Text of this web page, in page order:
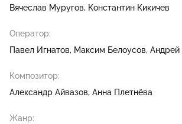
Вячеслав Муругов
Константин Кикичев
Оператор:
Павел Игнатов
Максим Белоусов Андрей
Композитор:
Александр Айвазов Анна Плетнёва
Жанр: